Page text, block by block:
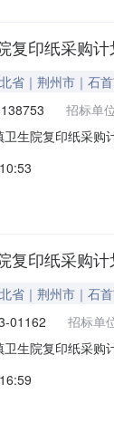
复印纸采购
省｜荆州市｜石
招标单
卫生院复印纸采
15171196282成
复印纸采购
省｜荆州市｜石
01162 招标单
卫生院复印纸采
分公司5、地址：